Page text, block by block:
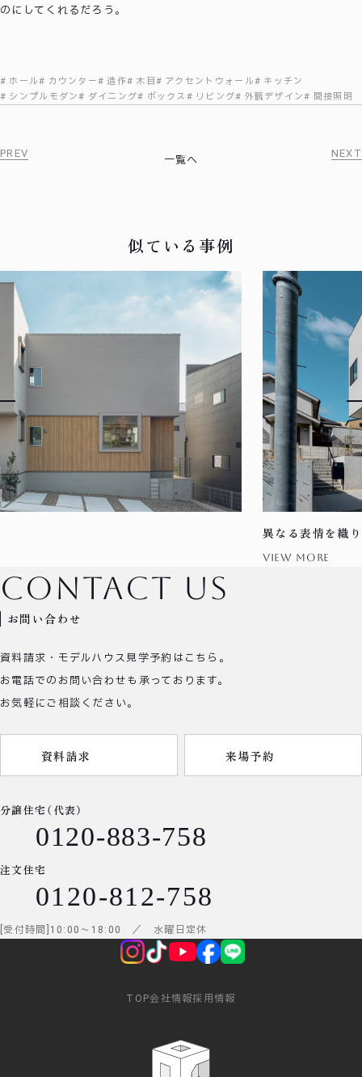
のにしてくれるだろう。
ホール カウンター 造作 木目 アクセントウォール
キッチン
シンプルモダン
ダイニング ボックス リビング 外観デザイン 間接照明
PREV
一覧へ
NEXT
似ている事例
お問い合わせ
contact us
資料請求・モデルハウス見学予約はこちら。
お電話でのお問い合わせも承っております。
お気軽にご相談ください。
資料請求 来場予約
分譲住宅（代表）
0120-883-758
注文住宅
0120-812-758
受付時間 10:00 ～ 18:00 ／ 水曜日定休
TOP会社情報採用情報